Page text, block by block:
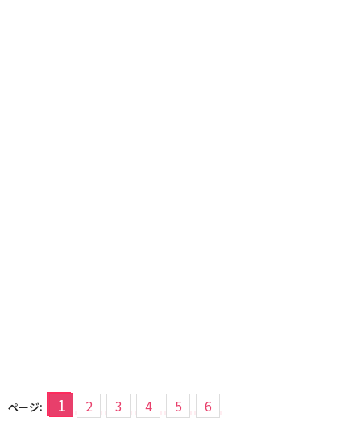
ページ: 1 2 3 4 5 6